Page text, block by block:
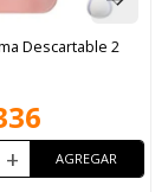
Cera Depilatoria
+